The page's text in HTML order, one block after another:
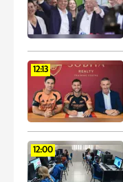
12:13
12:00